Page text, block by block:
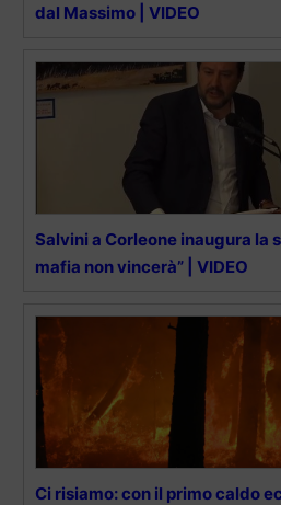
dal Massimo | VIDEO
Salvini a Corleone inaugura la
mafia non vincerà” | VIDEO
Ci risiamo: con il primo caldo